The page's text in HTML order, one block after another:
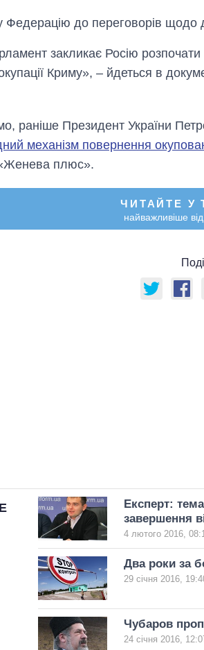
Федерацію до переговорів щодо
закликає Росію
Криму», – йдеться в
раніше Президент України
механізм повернення
плюс».
ЧИТАЙТЕ У
найважливіше
Експерт:
завершення
4 лютого 2016,
Два роки за
29 січня 2016,
Чубаров
24 січня 2016,